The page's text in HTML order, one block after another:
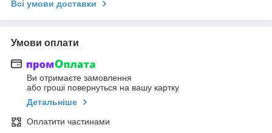
Всі умови доставки
Умови оплати
Ви отримаєте замовлення
або гроші повернуться на вашу картку
Детальніше
Оплатити частинами